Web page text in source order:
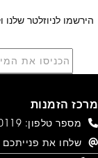
הירשמו לניוזלטר
מרכז הזמנות
מספר טלפון:
שלחו את פנייתכם